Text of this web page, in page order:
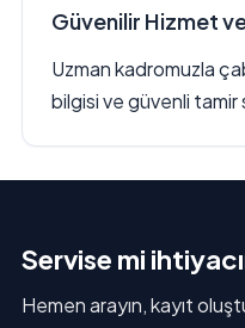
Güvenilir Hizmet
Uzman kadromuzla
bilgisi ve güvenli
Servise mi
Hemen arayın, kayıt